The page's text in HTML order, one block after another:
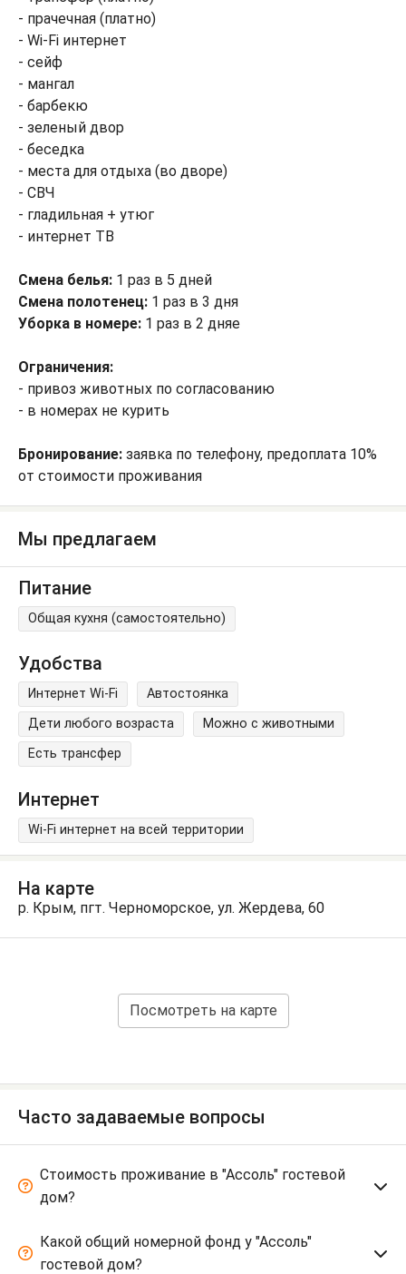
- прачечная (платно)
- Wi-Fi интернет
- сейф
- мангал
- барбекю
- зеленый двор
- беседка
- места для отдыха (во дворе)
- СВЧ
- гладильная + утюг
- интернет ТВ
Смена белья: 1 раз в 5 дней
Смена полотенец: 1 раз в 3 дня
Уборка в номере: 1 раз в 2 дняе
Ограничения:
- привоз животных по согласованию
- в номерах не курить
Бронирование: заявка по телефону, предоплата 10%
от стоимости проживания
Мы предлагаем
Питание
Общая кухня (самостоятельно)
Удобства
Интернет Wi-Fi
Автостоянка
Дети любого возраста
Можно с животными
Есть трансфер
Интернет
Wi-Fi интернет на всей территории
На карте
р. Крым, пгт. Черноморское, ул. Жердева, 60
Посмотреть на карте
Часто задаваемые вопросы
Стоимость проживание в "Ассоль" гостевой
дом?
Какой общий номерной фонд у "Ассоль"
гостевой дом?